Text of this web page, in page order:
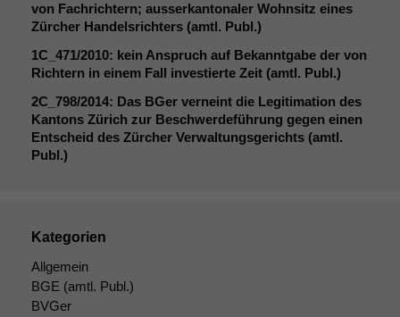
von Fachrichtern; ausserkantonaler Wohnsitz eines
Zürcher Handelsrichters (amtl. Publ.)
1C_471/2010: kein Anspruch auf Bekanntgabe der von
Richtern in einem Fall investierte Zeit (amtl. Publ.)
2C_798/2014: Das BGer verneint die Legitimation des
Kantons Zürich zur Beschwerdeführung gegen einen
Entscheid des Zürcher Verwaltungsgerichts (amtl.
Publ.)
Kategorien
Allgemein
BGE (amtl. Publ.)
BVGer